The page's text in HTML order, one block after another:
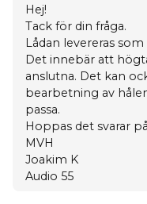
Hej!
Tack för din fråga.
Lådan levereras
Det innebär att
anslutna. Det kan
bearbetning av
passa.
Hoppas det svarar
MVH
Joakim K
Audio 55